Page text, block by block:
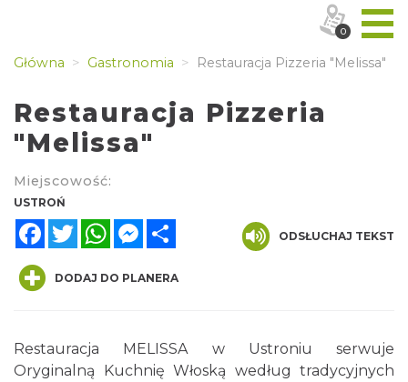
Główna Gastronomia Restauracja Pizzeria "Melissa"
Restauracja Pizzeria
"Melissa"
Miejscowość:
USTROŃ
FacebookTwitterWhatsAppMessenger
ODSŁUCHAJ TEKST
DODAJ DO PLANERA
Restauracja MELISSA w Ustroniu serwuje
Oryginalną Kuchnię Włoską według tradycyjnych
0